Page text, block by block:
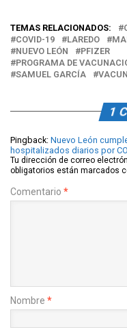
TEMAS RELACIONADOS:
COVID-19
LAREDO
NUEVO LEÓN
PFIZER
PROGRAMA DE
SAMUEL GARCÍA
1
Pingback: Nuevo León
hospitalizados diarios por
Tu dirección de correo
obligatorios están marcados
Comentario *
Nombre *